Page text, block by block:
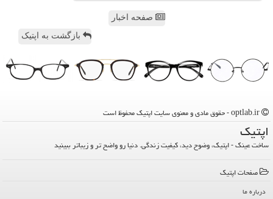
صفحه اخبار
بازگشت به اپتیک
اپتیك
ساخت عینک - اپتیک، وضوح دید، کیفیت زندگی. دنیا رو واضح تر و زیباتر ببینید
صفحات اپتیك
درباره ما